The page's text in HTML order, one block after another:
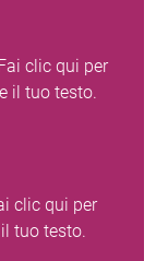
clic qui per
il tuo testo.
clic qui per
tuo testo.